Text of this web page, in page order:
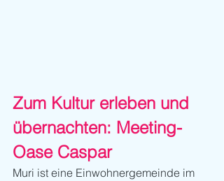
Zum Kultur erleben und
übernachten: Meeting-
Oase Caspar
Muri ist eine Einwohnergemeinde im